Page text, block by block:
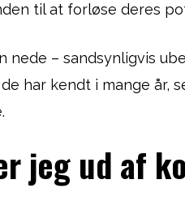
til at forløse deres
nede – sandsynligvis
har kendt i mange år,
jeg ud af